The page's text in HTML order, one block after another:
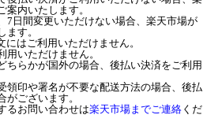
内いたします。
7日間変更いただけない場合、楽天市場が
す。
はご利用いただけません。
いただけません。
らかが国外の場合、後払い決済をご利用
領印や署名が不要な配送方法の場合、後払
ございます。
るお問い合わせは楽天市場までご連絡 くだ